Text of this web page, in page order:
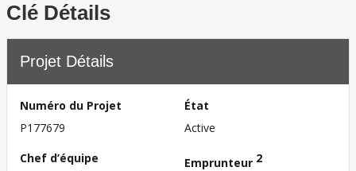
Clé Détails
Projet Détails
Numéro du Projet
P177679
État
Active
Chef d’équipe
Emprunteur 2